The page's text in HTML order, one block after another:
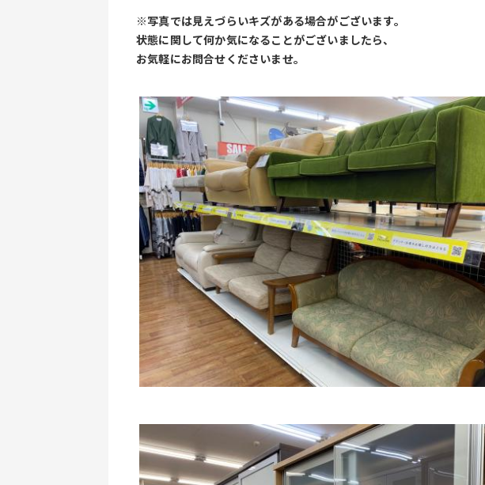
※写真では見えづらいキズがある場合がございます。
状態に関して何か気になることがございましたら、
お気軽にお問合せくださいませ。